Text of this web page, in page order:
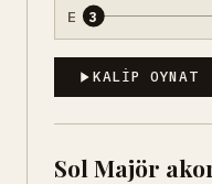
E 3
KALIP OYNAT
Sol Majör